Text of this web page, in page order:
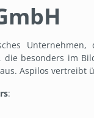
die besonders im
Aspilos vertreibt
: